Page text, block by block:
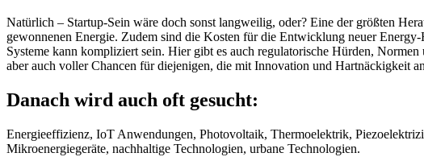
Natürlich – Startup-Sein wäre doch sonst langweilig, oder? Eine der größten
gewonnenen Energie. Zudem sind die Kosten für die Entwicklung neuer
Systeme kann kompliziert sein. Hier gibt es auch regulatorische Hürden,
aber auch voller Chancen für diejenigen, die mit Innovation und Hartnäckigkeit
Danach wird auch oft gesucht:
Energieeffizienz, IoT Anwendungen, Photovoltaik, Thermoelektrik,
Mikroenergiegeräte, nachhaltige Technologien, urbane Technologien.